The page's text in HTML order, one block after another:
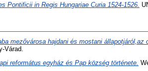
Pontificii in Regis Hungariae Curia 1524-1526.
mezővárosa hajdani és mostani
Várad.
református egyház és Pap község története.